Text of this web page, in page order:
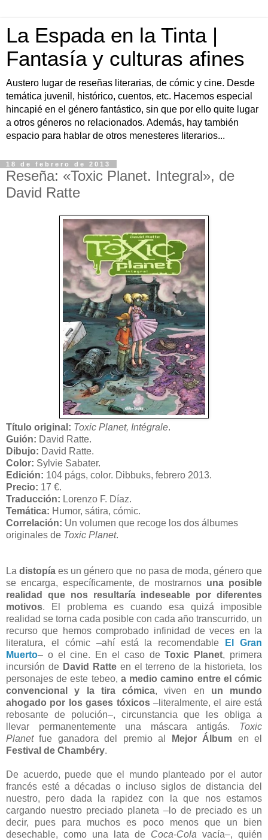
La Espada en la Tinta |
Fantasía y culturas afines
Austero lugar de reseñas literarias, de cómic y cine. Desde
temática juvenil, histórico, cuentos, etc. Hacemos especial
hincapié en el género fantástico, sin que por ello quite lugar
a otros géneros no relacionados. Además, hay también
espacio para hablar de otros menesteres literarios...
18 de febrero de 2013
Reseña: «Toxic Planet. Integral», de
David Ratte
Título original: Toxic Planet, Intégrale.
Guión: David Ratte.
Dibujo: David Ratte.
Color: Sylvie Sabater.
Edición: 104 págs, color. Dibbuks, febrero 2013.
Precio: 17 €.
Traducción: Lorenzo F. Díaz.
Temática: Humor, sátira, cómic.
Correlación: Un volumen que recoge los dos álbumes
originales de Toxic Planet.
Ladistopía es un género que no pasa de moda, género que
se encarga, específicamente, de mostrarnos una posible
realidad que nos resultaría indeseable por diferentes
motivos. El problema es cuando esa quizá imposible
realidad se torna cada posible con cada año transcurrido, un
recurso que hemos comprobado infinidad de veces en la
literatura, el cómic –ahí está la recomendable
El Gran
Muerto– o el cine. En el caso deToxic Planet, primera
incursión de David Ratteen el terreno de la historieta, los
personajes de este tebeo, a medio camino entre el cómic
convencional y la tira cómica, viven en un mundo
ahogado por los gases tóxicos–literalmente, el aire está
rebosante de polución–, circunstancia que les obliga a
llevar permanentemente una máscara antigás. Toxic
Planetfue ganadora del premio al Mejor Álbum en el
Festival de Chambéry.
De acuerdo, puede que el mundo planteado por el autor
francés esté a décadas o incluso siglos de distancia del
nuestro, pero dada la rapidez con la que nos estamos
cargando nuestro preciado planeta –lo de preciado es un
decir, pues para muchos es poco menos que un bien
desechable, como una lata de Coca-Cola vacía–, quién